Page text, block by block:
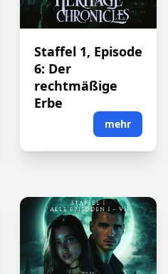
Staffel 1, Episode
6: Der
rechtmäßige
Erbe
mehr